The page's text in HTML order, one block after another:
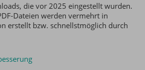
die vor 2025 eingestellt wurden.
Dateien werden vermehrt in
erstellt bzw. schnellstmöglich durch